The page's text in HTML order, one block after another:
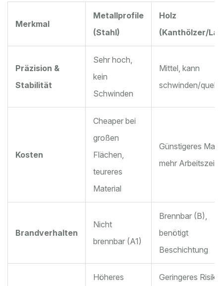
Merkmal
Metallprofile
(Stahl)
Holz
(Kanthölzer/
Präzision &
Stabilität
Sehr hoch,
kein
Schwinden
Mittel, kann
schwinden/
Kosten
Cheaper bei
großen
Flächen,
teureres
Material
Günstigeres
mehr Arbeitszeit
Brandverhalten
Nicht
brennbar (A1)
Brennbar (B),
benötigt
Beschichtung
Höheres Geringeres Risiko